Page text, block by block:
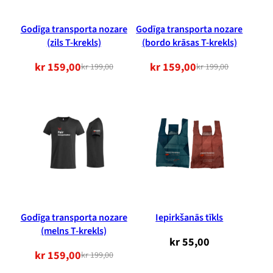
Godīga transporta nozare
(zils T-krekls)
kr199,00
Sākotnējā
199,00
NOK.
kr159,00Pašreizējā
159,00
NOK.
Godīga transporta nozare
(bordo krāsas T-krekls)
kr199,00
Sākotnējā
199,00
NOK.
kr 159,00Pašreizējā
159,00
NOK.
Godīga transporta nozare
(melns T-krekls)
kr199,00
Sākotnējā
kr159,00Pašreizējā
Iepirkšanās tīkls
kr55,00